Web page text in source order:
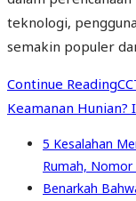
teknologi,
semakin populer
Continue Reading
Keamanan Hunian?
5 Kesalahan
Rumah, Nomor
Benarkah